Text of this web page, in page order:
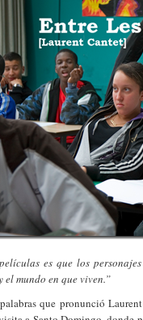
es que los
mundo en que viven.”
que pronunció